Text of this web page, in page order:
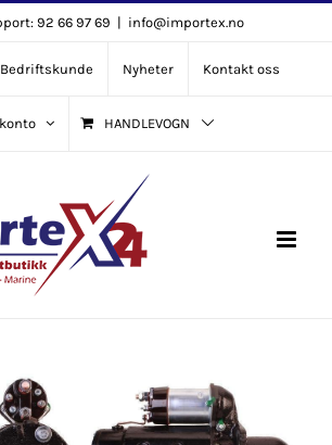
92 66 97 69 | info@importex.no
Bedriftskunde Nyheter Kontakt oss
HANDLEVOGN